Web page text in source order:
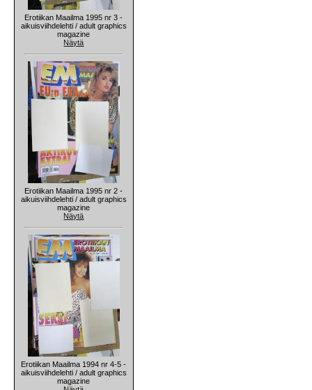
Erotiikan Maailma 1995 nr 3 -
aikuisviihdelehti / adult graphics
magazine
Näytä
Erotiikan Maailma 1995 nr 2 -
aikuisviihdelehti / adult graphics
magazine
Näytä
Erotiikan Maailma 1994 nr 4-5 -
aikuisviihdelehti / adult graphics
magazine